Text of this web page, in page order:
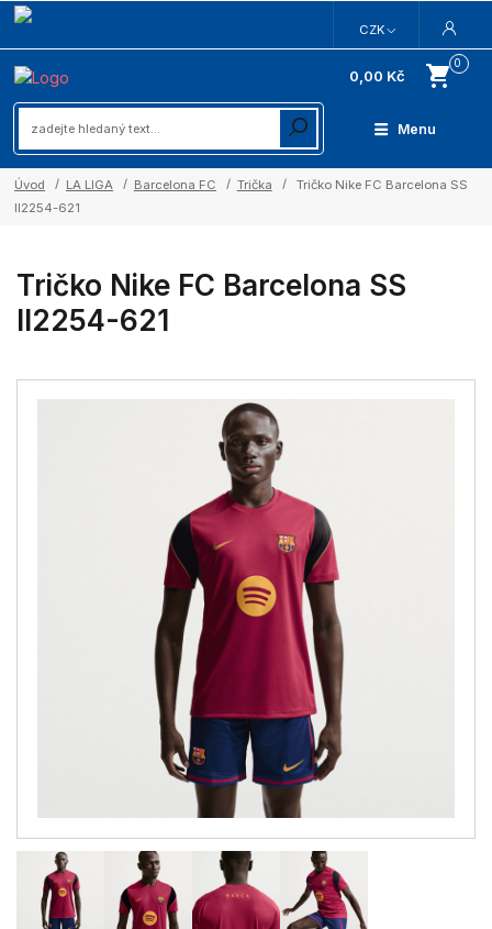
Menu
CZK
0
0,00 Kč
Úvod LA LIGA Barcelona FC Trička
Tričko Nike FC Barcelona SS
II2254-621
Tričko Nike FC Barcelona SS
II2254-621